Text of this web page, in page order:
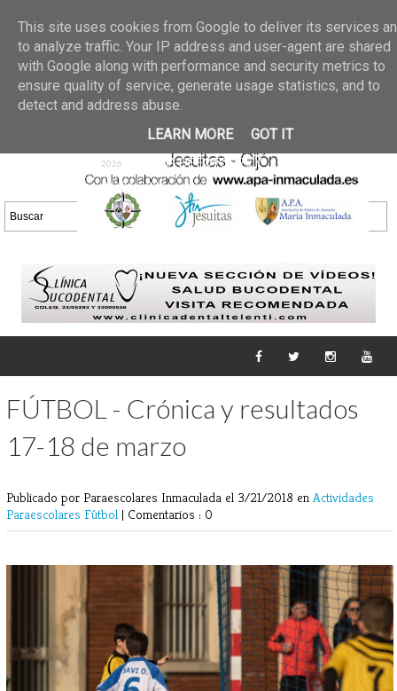
02 jun 2026
GALERIA DE FOTOS
30/05/2026
25 may 2026
GALERIA
DE FOTOS 23/05/2026
20 may
2026
GALERIA DE FOTOS
16/05/2026
DE FOTOS 09/05/2026
28 abr
2026
GALERIA DE FOTOS 25 Y
26/04/2026
FÚTBOL - Crónica y resultados
17-18 de marzo
Publicado por Paraescolares Inmaculada el 3/21/2018 en Actividades
Paraescolares Fútbol | Comentarios : 0
This site uses cookies from Google to deliver its services
to analyze traffic. Your IP address and user-agent are shared
with Google along with performance and security metrics to
ensure quality of service, generate usage statistics, and to
detect and address abuse.
LEARN MORE
GOT IT